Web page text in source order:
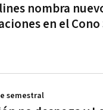
nombra
en el Cono
semestral